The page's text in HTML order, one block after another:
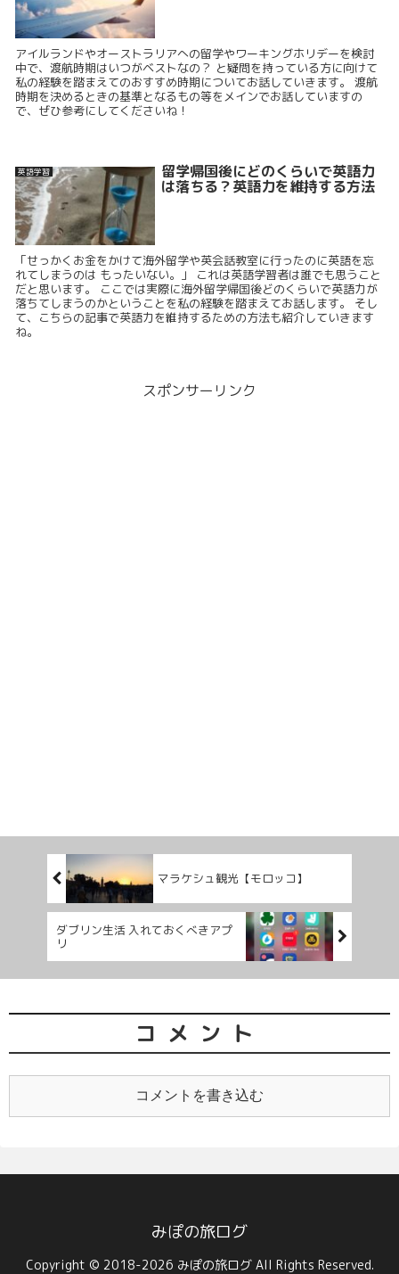
アイルランドやオーストラリアへの留学やワーキングホリデーを検討
中で、渡航時期はいつがベストなの？ と疑問を持っている方に向けて
私の経験を踏まえてのおすすめ時期についてお話していきます。 渡航
時期を決めるときの基準となるもの等をメインでお話していますの
で、ぜひ参考にしてくださいね！
英語学習 留学帰国後にどのくらいで英語力
は落ちる？英語力を維持する方法
「せっかくお金をかけて海外留学や英会話教室に行ったのに英語を忘
れてしまうのは もったいない。」 これは英語学習者は誰でも思うこと
だと思います。 ここでは実際に海外留学帰国後どのくらいで英語力が
落ちてしまうのかということを私の経験を踏まえてお話します。 そし
て、こちらの記事で英語力を維持するための方法も紹介していきます
ね。
スポンサーリンク
マラケシュ観光【モロッコ】
ダブリン生活 入れておくべきアプ
リ
コメント
コメントを書き込む
みぽの旅ログ
Copyright © 2018-2026 みぽの旅ログ All Rights Reserved.